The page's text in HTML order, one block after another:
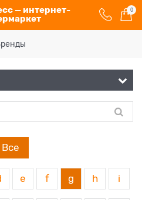
— интернет-
0
Все
e f g h i